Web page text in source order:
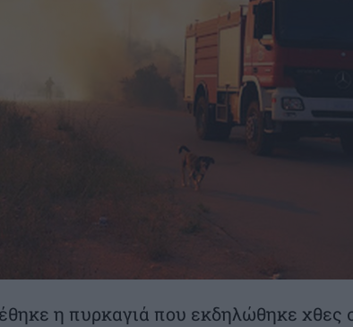
η πυρκαγιά που εκδηλώθηκε χθες